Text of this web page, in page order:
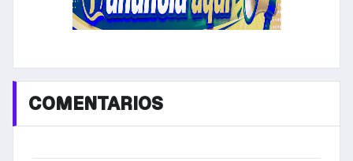
COMENTARIOS